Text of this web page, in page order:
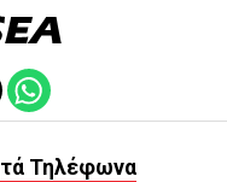
Τηλέφωνα